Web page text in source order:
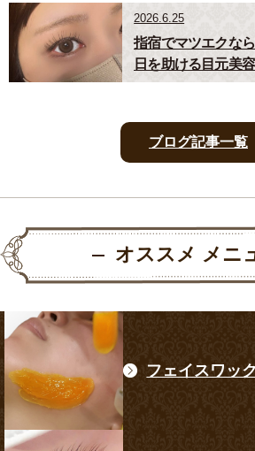
2026.6.25
指宿でマツエクな
日を助ける目元美容
ブログ記事一覧
オススメ メニ
フェイスワッ